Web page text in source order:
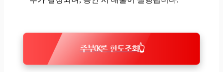
주부OK론 한도조회👆